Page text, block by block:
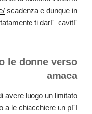
scadenza e dunque in
ti darГ cavitГ .
le donne verso
amaca
avere luogo un limitato
a le chiacchiere un pГІ